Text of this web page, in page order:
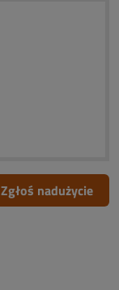
Zgłoś nadużycie